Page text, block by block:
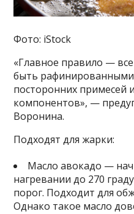
Фото: iStock
«Главное правило —
быть
посторонних примесей
компонентов», —
Воронина.
Подходят для жарки:
Масло авокадо —
нагревании до 270
порог. Подходит для
Однако такое масло